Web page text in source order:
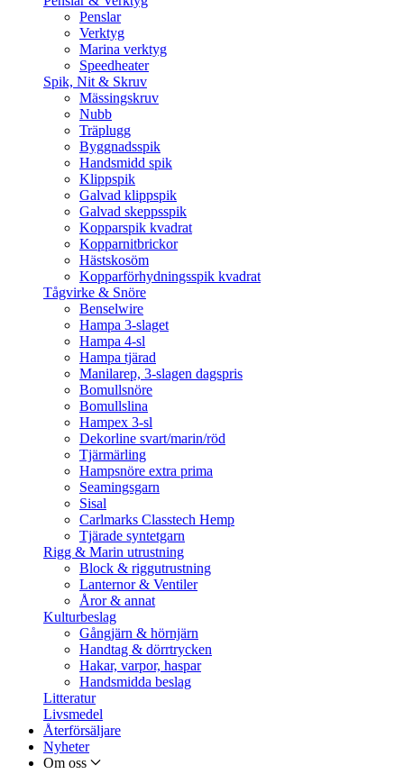
Penslar
Verktyg
Marina verktyg
Speedheater
Spik, Nit & Skruv
Mässingskruv
Nubb
Träplugg
Byggnadsspik
Handsmidd spik
Klippspik
Galvad klippspik
Galvad skeppsspik
Kopparspik kvadrat
Kopparnitbrickor
Hästskosöm
Kopparförhydningsspik kvadrat
Tågvirke & Snöre
Benselwire
Hampa 3-slaget
Hampa 4-sl
Hampa tjärad
Manilarep, 3-slagen dagspris
Bomullsnöre
Bomullslina
Hampex 3-sl
Dekorline svart/marin/röd
Tjärmärling
Hampsnöre extra prima
Seamingsgarn
Sisal
Carlmarks Classtech Hemp
Tjärade syntetgarn
Rigg & Marin utrustning
Block & riggutrustning
Lanternor & Ventiler
Åror & annat
Kulturbeslag
Gångjärn & hörnjärn
Handtag & dörrtrycken
Hakar, varpor, haspar
Handsmidda beslag
Litteratur
Livsmedel
Återförsäljare
Nyheter
Om oss